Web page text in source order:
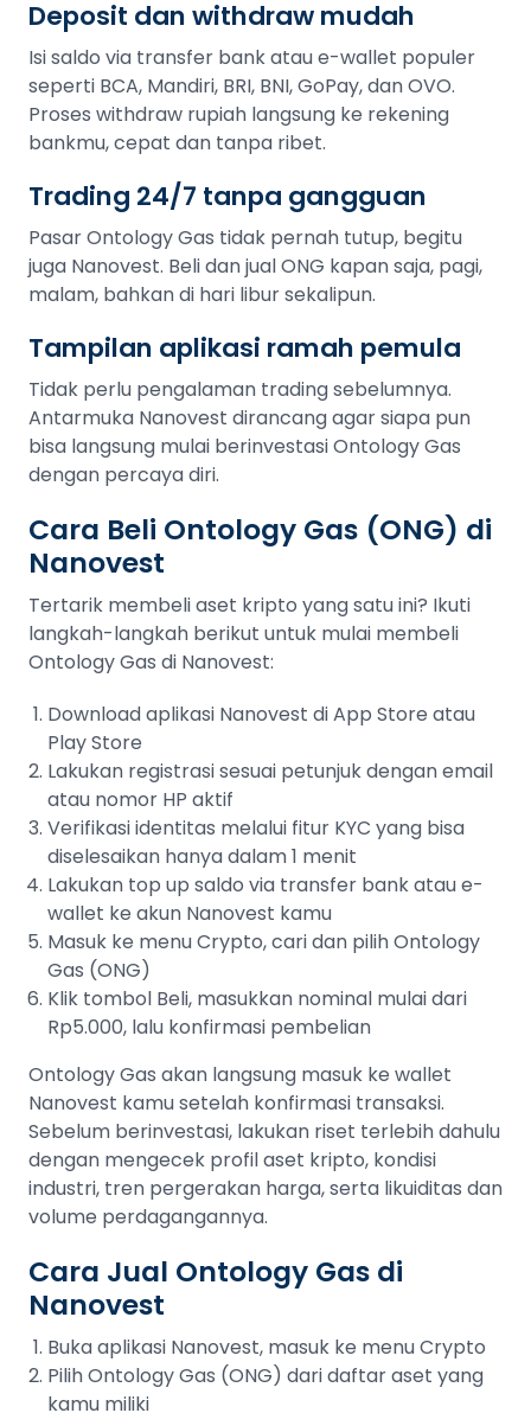
Deposit dan withdraw mudah
Isi saldo via transfer bank atau e-wallet populer
seperti BCA, Mandiri, BRI, BNI, GoPay, dan OVO.
Proses withdraw rupiah langsung ke rekening
bankmu, cepat dan tanpa ribet.
Trading 24/7 tanpa gangguan
Pasar Ontology Gas tidak pernah tutup, begitu
juga Nanovest. Beli dan jual ONG kapan saja, pagi,
malam, bahkan di hari libur sekalipun.
Tampilan aplikasi ramah pemula
Tidak perlu pengalaman trading sebelumnya.
Antarmuka Nanovest dirancang agar siapa pun
bisa langsung mulai berinvestasi Ontology Gas
dengan percaya diri.
Cara Beli Ontology Gas (ONG) di
Nanovest
Tertarik membeli aset kripto yang satu ini? Ikuti
langkah-langkah berikut untuk mulai membeli
Ontology Gas di Nanovest:
Download aplikasi Nanovest di App Store atau
Play Store
Lakukan registrasi sesuai petunjuk dengan email
atau nomor HP aktif
Verifikasi identitas melalui fitur KYC yang bisa
diselesaikan hanya dalam 1 menit
Lakukan top up saldo via transfer bank atau e-
wallet ke akun Nanovest kamu
Masuk ke menu Crypto, cari dan pilih Ontology
Gas (ONG)
Klik tombol Beli, masukkan nominal mulai dari
Rp5.000, lalu konfirmasi pembelian
Ontology Gas akan langsung masuk ke wallet
Nanovest kamu setelah konfirmasi transaksi.
Sebelum berinvestasi, lakukan riset terlebih dahulu
dengan mengecek profil aset kripto, kondisi
industri, tren pergerakan harga, serta likuiditas dan
volume perdagangannya.
Cara Jual Ontology Gas di
Nanovest
Buka aplikasi Nanovest, masuk ke menu Crypto
Pilih Ontology Gas (ONG) dari daftar aset yang
kamu miliki